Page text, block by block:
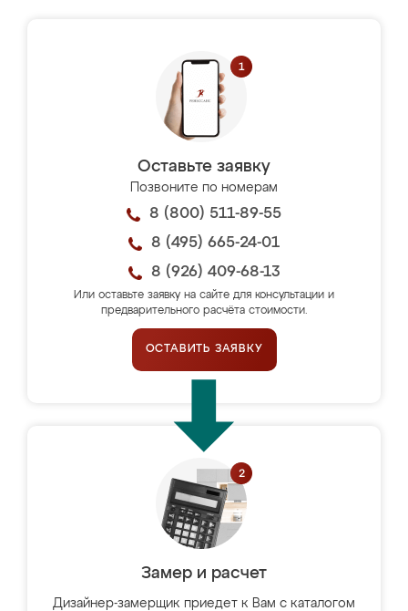
Оставьте заявку
Позвоните по номерам
8 (800) 511-89-55
8 (495) 665-24-01
8 (926) 409-68-13
Или оставьте заявку на сайте для консультации и
предварительного расчёта стоимости.
ОСТАВИТЬ ЗАЯВКУ
Замер и расчет
Дизайнер-замерщик приедет к Вам с каталогом